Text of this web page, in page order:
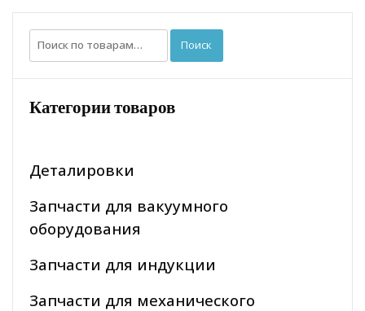
Искать: Поиск
Категории товаров
Деталировки
Запчасти для вакуумного
оборудования
Запчасти для индукции
Запчасти для механического